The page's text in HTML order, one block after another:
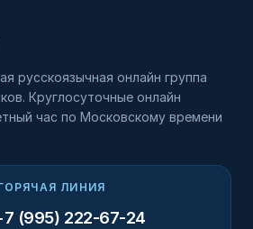
русскоязычная онлайн группа
Круглосуточные онлайн
час по Московскому времени
ЛИНИЯ
(995) 222-67-24